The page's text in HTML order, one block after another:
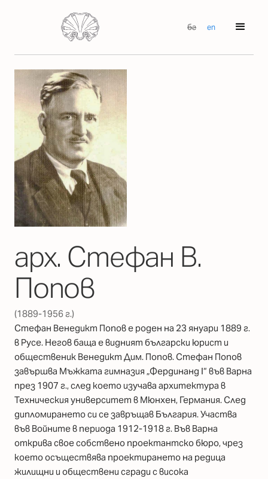
бг en
арх. Стефан В.
Попов
(1889-1956 г.)
Стефан Венедикт Попов е роден на 23 януари 1889 г.
в Русе. Негов баща е видният български юрист и
общественик Венедикт Дим. Попов. Стефан Попов
завършва Мъжката гимназия „Фердинанд I“ във Варна
през 1907 г., след което изучава архитектура в
Техническия университет в Мюнхен, Германия. След
дипломирането си се завръщав България. Участва
във Войните в периода 1912-1918 г. Във Варна
открива свое собствено проектантско бюро, чрез
което осъществява проектирането на редица
жилищни и обществени сгради с висока